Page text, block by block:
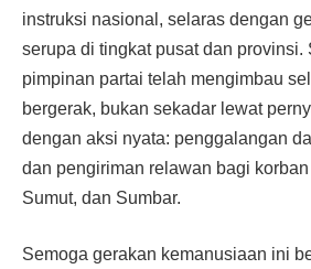
instruksi nasional, selaras dengan
serupa di tingkat pusat dan provinsi.
pimpinan partai telah mengimbau
bergerak, bukan sekadar lewat
dengan aksi nyata: penggalangan
dan pengiriman relawan bagi
Sumut, dan Sumbar.
Semoga gerakan kemanusiaan ini